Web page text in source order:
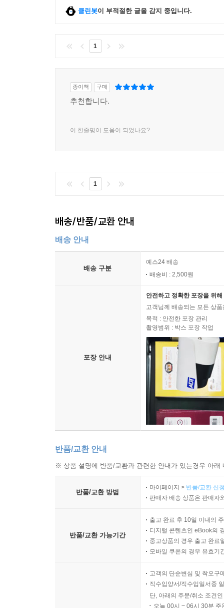
클린봇이 부적절한 글을 감지 중입니다.
1
종이책 구매
추천합니다.
이 한줄평이 도움이 되었나요?
1
배송/반품/교환 안내
배송 안내
배송 구분
예스24 배송
배송비 : 2,500원
포장 안내
안전하고 정확한 포장을 위
고객님께 배송되는 모든 상
목적 : 안전한 포장 관리
촬영범위 : 박스 포장 작업
반품/교환 안내
※ 상품 설명에 반품/교환과 관련한 안내가 있는경우 아
반품/교환 방법
마이페이지 > 반품/교환 신
판매자 배송 상품은 판매자
반품/교환 가능기간
출고 완료 후 10일 이내의
디지털 콘텐츠인 eBook의
중고상품의 경우 출고 완료
모바일 쿠폰의 경우 유효기
고객의 단순변심 및 착오구
직수입양서/직수입일서중
단, 아래의 주문/취소 조건
오늘 00시 ~ 06시 30분